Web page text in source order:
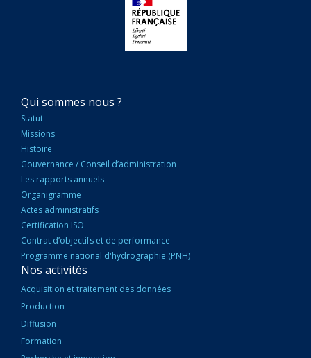
NAVIGATION
PRINCIPALE
Qui sommes nous ?
Statut
Missions
Histoire
Gouvernance / Conseil d’administration
Les rapports annuels
Organigramme
Actes administratifs
Certification ISO
Contrat d’objectifs et de performance
Programme national d'hydrographie (PNH)
Nos activités
Acquisition et traitement des données
Production
Diffusion
Formation